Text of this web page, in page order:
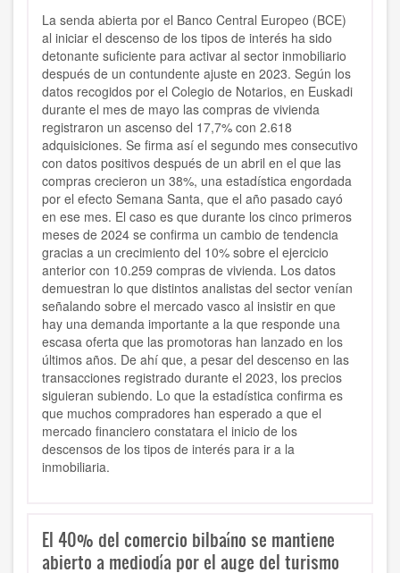
La senda abierta por el Banco Central Europeo (BCE)
al iniciar el descenso de los tipos de interés ha sido
detonante suficiente para activar al sector inmobiliario
después de un contundente ajuste en 2023. Según los
datos recogidos por el Colegio de Notarios, en Euskadi
durante el mes de mayo las compras de vivienda
registraron un ascenso del 17,7% con 2.618
adquisiciones. Se firma así el segundo mes consecutivo
con datos positivos después de un abril en el que las
compras crecieron un 38%, una estadística engordada
por el efecto Semana Santa, que el año pasado cayó
en ese mes. El caso es que durante los cinco primeros
meses de 2024 se confirma un cambio de tendencia
gracias a un crecimiento del 10% sobre el ejercicio
anterior con 10.259 compras de vivienda. Los datos
demuestran lo que distintos analistas del sector venían
señalando sobre el mercado vasco al insistir en que
hay una demanda importante a la que responde una
escasa oferta que las promotoras han lanzado en los
últimos años. De ahí que, a pesar del descenso en las
transacciones registrado durante el 2023, los precios
siguieran subiendo. Lo que la estadística confirma es
que muchos compradores han esperado a que el
mercado financiero constatara el inicio de los
descensos de los tipos de interés para ir a la
inmobiliaria.
El 40% del comercio bilbaíno se mantiene
abierto a mediodía por el auge del turismo